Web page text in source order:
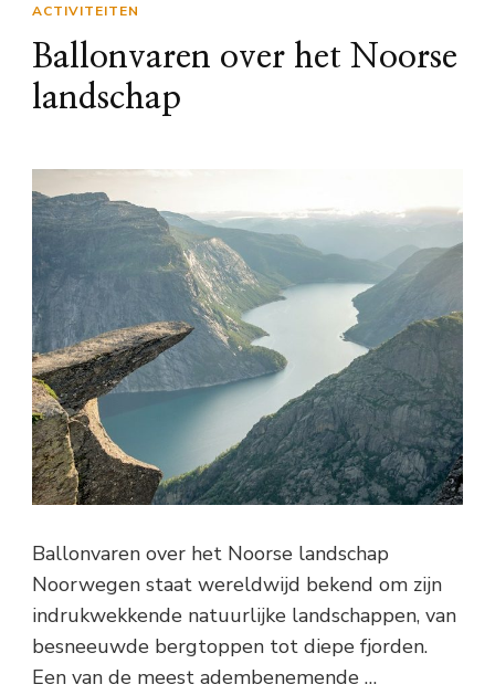
ACTIVITEITEN
Ballonvaren over het Noorse
landschap
Ballonvaren over het Noorse landschap
Noorwegen staat wereldwijd bekend om zijn
indrukwekkende natuurlijke landschappen, van
besneeuwde bergtoppen tot diepe fjorden.
Een van de meest adembenemende …